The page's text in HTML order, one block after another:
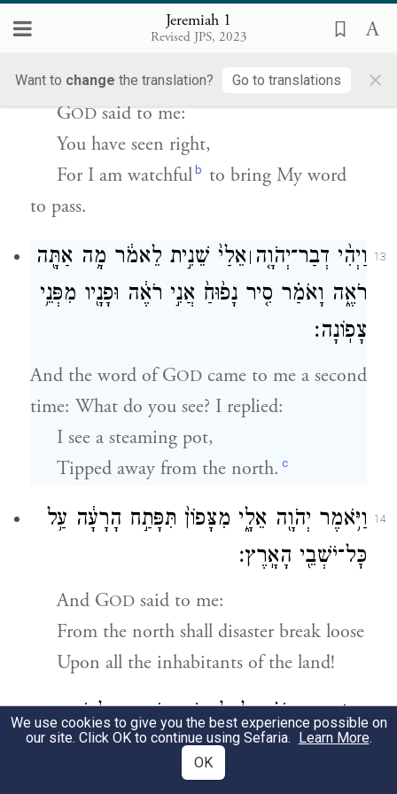
Jeremiah 1
Revised JPS, 2023
Want to change the translation? Go to translations ×
12 וַיֹּ֧אמֶר יְהֹוָ֛ה אֵלַ֖י הֵיטַ֣בְתָּ לִרְא֑וֹת כִּֽי־שֹׁקֵ֥ד
אֲנִ֛י עַל־דְּבָרִ֖י לַעֲשֹׂתֽוֹ׃{ס}
GODsaid to me:
You have seen right,
For I am watchfulb to bring My word
to pass.
13 וַיְהִ֨י דְבַר־יְהֹוָ֤ה ׀אֵלַי֙ שֵׁנִ֣ית לֵאמֹ֔ר מָ֥ה אַתָּ֖ה
רֹאֶ֑ה וָאֹמַ֗ר סִ֤יר נָפ֙וּחַ֙ אֲנִ֣י רֹאֶ֔ה וּפָנָ֖יו מִפְּנֵ֥י
צָפֽוֹנָה׃
And the word of GOD came to me a second
time: What do you see? I replied:
I see a steaming pot,
Tipped away from the north. c
14
וַיֹּ֥אמֶר יְהֹוָ֖ה אֵלָ֑י מִצָּפוֹן֙ תִּפָּתַ֣ח הָרָעָ֔ה עַ֥ל
כׇּל־יֹשְׁבֵ֖י הָאָֽרֶץ׃
And GOD said to me:
From the north shall disaster break loose
Upon all the inhabitants of the land!
כִּ֣י׀הִנְנִ֣י קֹרֵ֗א לְכׇֽל־מִשְׁפְּח֛וֹת מַמְלְכ֥וֹת
צָפ֖וֹנָה נְאֻם־יְהֹוָ֑ה וּבָ֡אוּ וְֽנָתְנוּ֩ אִ֨ישׁ כִּסְא֜וֹ
We use cookies to give you the best experience possible on
our site. Click OK to continue using Sefaria. Learn More.
OK